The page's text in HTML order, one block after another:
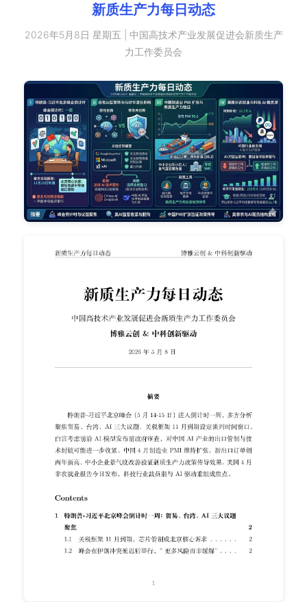
新质生产力每日动态
2026年5月8日 星期五 | 中国高技术产业发展促进会新质生产
力工作委员会